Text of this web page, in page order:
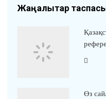
Жаңалықтар
Өз